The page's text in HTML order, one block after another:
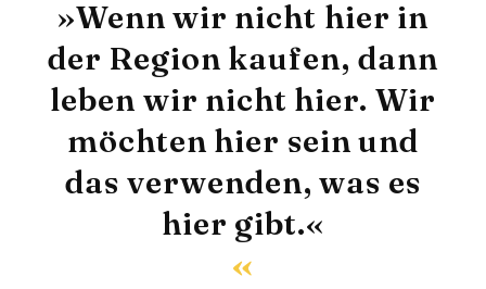
»Wenn wir nicht hier in
der Region kaufen, dann
leben wir nicht hier. Wir
möchten hier sein und
das verwenden, was es
hier gibt.«